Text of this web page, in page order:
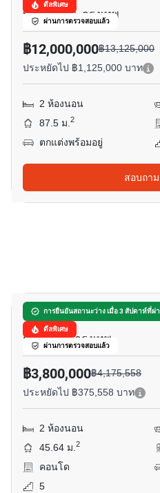
ดีลพิเศษ
ผ่านการตรวจสอบแล้ว
ทุ่งมหาเมฆ, กรุงเทพ
฿12,000,000฿13,125,000
ประหยัดไป ฿1,125,000 บาท
2 ห้องนอน
87.5 ม.2
ตกแต่งพร้อมอยู่
สอบถา
การยืนยันสถานะว่าง เมื่อ 3 สัปดาห์ที่ผ่
ดีลพิเศษ
ผ่านการตรวจสอบแล้ว
แบงค์คอก แฟ’ลิซ สาท
กรุงธนบุรี, กรุงเทพ
฿3,800,000฿4,175,558
ประหยัดไป ฿375,558 บาท
2 ห้องนอน
45.64 ม.2
คอนโด
5